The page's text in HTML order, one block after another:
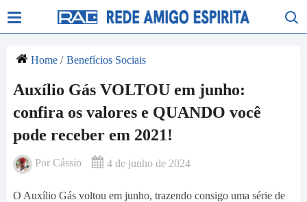
Home/ Benefícios Sociais
Auxílio Gás VOLTOU em junho:
confira os valores e QUANDO você
pode receber em 2021!
Por Cássio 4 de junho de 2024
O Auxílio Gás voltou em junho, trazendo consigo uma série de